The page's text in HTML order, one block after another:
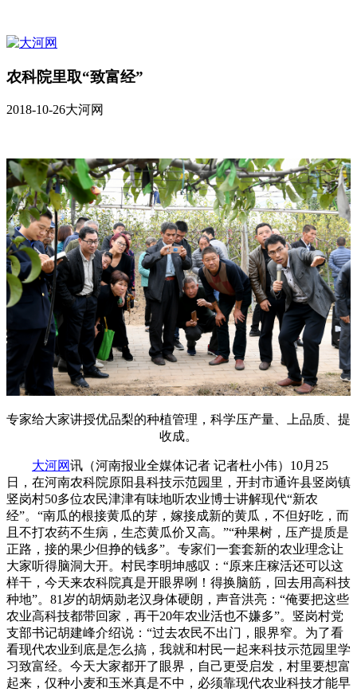
农科院里取“致富经”
2018-10-26大河网
专家给大家讲授优品梨的种植管理，科学压产量、上品质、提
收成。
大河网讯（河南报业全媒体记者 记者杜小伟）10月25
日，在河南农科院原阳县科技示范园里，开封市通许县竖岗镇
竖岗村50多位农民津津有味地听农业博士讲解现代“新农
经”。“南瓜的根接黄瓜的芽，嫁接成新的黄瓜，不但好吃，而
且不打农药不生病，生态黄瓜价又高。”“种果树，压产提质是
正路，接的果少但挣的钱多”。专家们一套套新的农业理念让
大家听得脑洞大开。村民李明坤感叹：“原来庄稼活还可以这
样干，今天来农科院真是开眼界咧！得换脑筋，回去用高科技
种地”。81岁的胡炳勋老汉身体硬朗，声音洪亮：“俺要把这些
农业高科技都带回家，再干20年农业活也不嫌多”。竖岗村党
支部书记胡建峰介绍说：“过去农民不出门，眼界窄。为了看
看现代农业到底是怎么搞，我就和村民一起来科技示范园里学
习致富经。今天大家都开了眼界，自己更受启发，村里要想富
起来，仅种小麦和玉米真是不中，必须靠现代农业科技才能早